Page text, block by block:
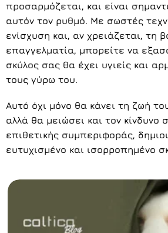
προσαρμόζεται, και είναι
αυτόν τον ρυθμό. Με σωστές
ενίσχυση και, αν χρειάζεται, τη
επαγγελματία, μπορείτε να
σκύλος σας θα έχει υγιείς και
τους γύρω του.
Αυτό όχι μόνο θα κάνει τη ζωή
αλλά θα μειώσει και τον κίνδυνο
επιθετικής συμπεριφοράς,
ευτυχισμένο και ισορροπημένο